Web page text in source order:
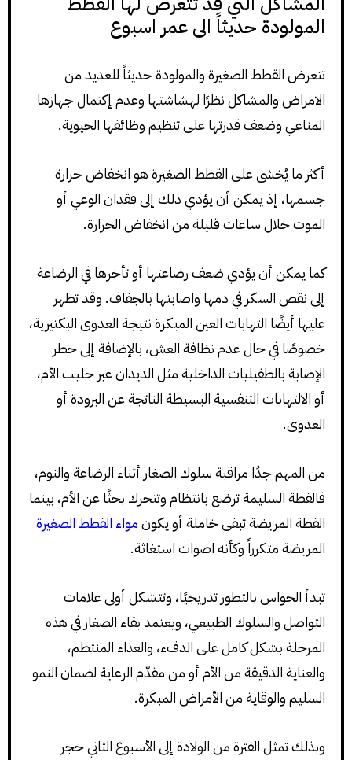
المولودة حديثاً الى عمر اسبوع
تتعرض القطط الصغيرة والمولودة حديثاً للعديد من
الامراض والمشاكل نظرًا لهشاشتها وعدم إكتمال جهازها
المناعي وضعف قدرتها على تنظيم وظائفها الحيوية.
أكثر ما يُخشى على القطط الصغيرة هو انخفاض حرارة
جسمها، إذ يمكن أن يؤدي ذلك إلى فقدان الوعي أو
الموت خلال ساعات قليلة من انخفاض الحرارة.
كما يمكن أن يؤدي ضعف رضاعتها أو تأخرها في الرضاعة
إلى نقص السكر في دمها واصابتها بالجفاف. وقد تظهر
عليها أيضًا التهابات العين المبكرة نتيجة العدوى البكتيرية،
خصوصًا في حال عدم نظافة العش، بالإضافة إلى خطر
الإصابة بالطفيليات الداخلية مثل الديدان عبر حليب الأم،
أو الالتهابات التنفسية البسيطة الناتجة عن البرودة أو
العدوى.
من المهم جدًا مراقبة سلوك الصغار أثناء الرضاعة والنوم،
فالقطة السليمة ترضع بانتظام وتتحرك بحثًا عن الأم، بينما
القطة المريضة تبقى خاملة أو يكونمواء القطط الصغيرة
المريضة متكرراً وكأنه اصوات استغاثة.
تبدأ الحواس بالتطور تدريجيًا، وتتشكل أولى علامات
التواصل والسلوك الطبيعي، ويعتمد بقاء الصغار في هذه
المرحلة بشكل كامل على الدفء، والغذاء المنتظم،
والعناية الدقيقة من الأم أو من مقدّم الرعاية لضمان النمو
السليم والوقاية من الأمراض المبكرة.
وبذلك تمثل الفترة من الولادة إلى الأسبوع الثاني حجر